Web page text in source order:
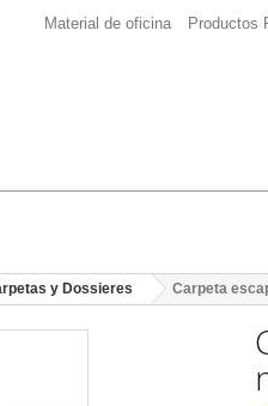
Material de oficina Productos
y Dossieres Carpeta